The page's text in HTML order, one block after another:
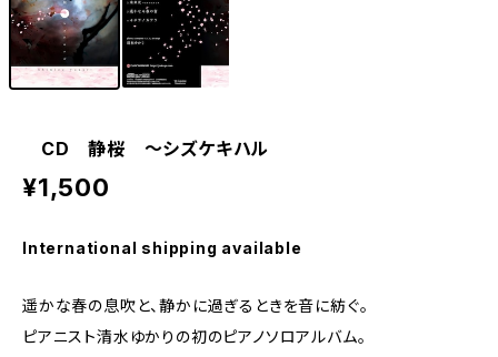
CD 静桜 〜シズケキハル
¥1,500
International shipping available
遥かな春の息吹と、静かに過ぎるときを音に紡ぐ。
ピアニスト清水ゆかりの初のピアノソロアルバム。